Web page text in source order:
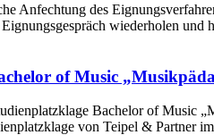
Anfechtung des
wiederholen und
of Music
von Teipel & Partner